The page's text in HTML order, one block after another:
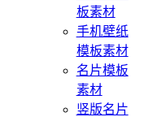
板素材
手机壁纸
模板素材
名片模板
素材
竖版名片